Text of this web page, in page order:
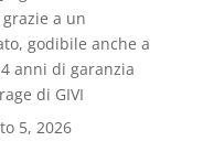
a un
godibile anche a
anni di garanzia
di GIVI
5, 2026